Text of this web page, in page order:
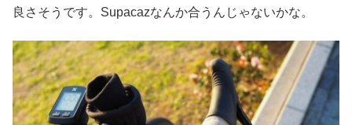
良さそうです。Supacazなんか合うんじゃないかな。